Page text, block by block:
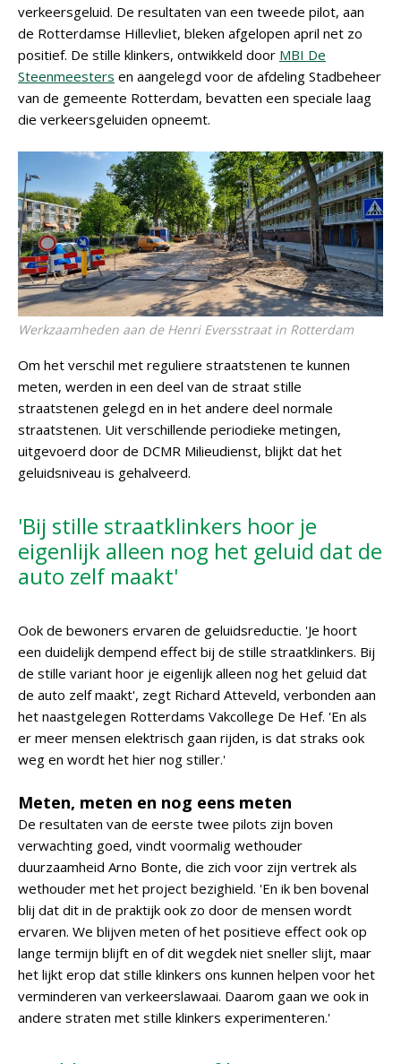
verkeersgeluid. De resultaten van een tweede pilot, aan
de Rotterdamse Hillevliet, bleken afgelopen april net zo
positief. De stille klinkers, ontwikkeld door MBI De
Steenmeesters en aangelegd voor de afdeling Stadbeheer
van de gemeente Rotterdam, bevatten een speciale laag
die verkeersgeluiden opneemt.
Werkzaamheden aan de Henri Eversstraat in Rotterdam
Om het verschil met reguliere straatstenen te kunnen
meten, werden in een deel van de straat stille
straatstenen gelegd en in het andere deel normale
straatstenen. Uit verschillende periodieke metingen,
uitgevoerd door de DCMR Milieudienst, blijkt dat het
geluidsniveau is gehalveerd.
'Bij stille straatklinkers hoor je
eigenlijk alleen nog het geluid dat de
auto zelf maakt'
Ook de bewoners ervaren de geluidsreductie. 'Je hoort
een duidelijk dempend effect bij de stille straatklinkers. Bij
de stille variant hoor je eigenlijk alleen nog het geluid dat
de auto zelf maakt', zegt Richard Atteveld, verbonden aan
het naastgelegen Rotterdams Vakcollege De Hef. 'En als
er meer mensen elektrisch gaan rijden, is dat straks ook
weg en wordt het hier nog stiller.'
Meten, meten en nog eens meten
De resultaten van de eerste twee pilots zijn boven
verwachting goed, vindt voormalig wethouder
duurzaamheid Arno Bonte, die zich voor zijn vertrek als
wethouder met het project bezighield. 'En ik ben bovenal
blij dat dit in de praktijk ook zo door de mensen wordt
ervaren. We blijven meten of het positieve effect ook op
lange termijn blijft en of dit wegdek niet sneller slijt, maar
het lijkt erop dat stille klinkers ons kunnen helpen voor het
verminderen van verkeerslawaai. Daarom gaan we ook in
andere straten met stille klinkers experimenteren.'